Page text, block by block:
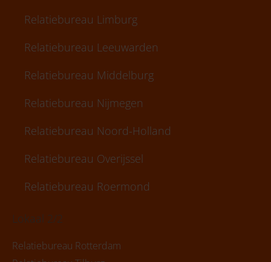
Relatiebureau Limburg
Relatiebureau Leeuwarden
Relatiebureau Middelburg
Relatiebureau Nijmegen
Relatiebureau Noord-Holland
Relatiebureau Overijssel
Relatiebureau Roermond
Lokaal 2/2
Relatiebureau Rotterdam